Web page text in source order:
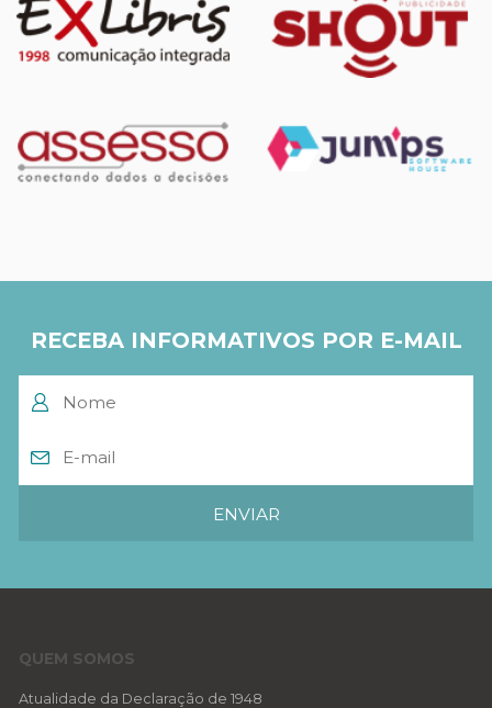
RECEBA INFORMATIVOS POR E-MAIL
QUEM SOMOS
Atualidade da Declaração de 1948